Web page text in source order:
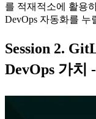
를 적재적소에 활용
DevOps 자동화를
Session 2.
DevOps 가치